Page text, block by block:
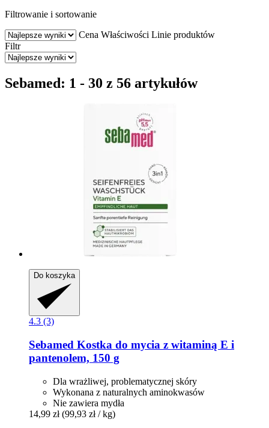
Filtrowanie i sortowanie
Cena Właściwości Linie produktów
Filtr
Sebamed: 1 - 30 z 56 artykułów
Do koszyka
4.3 (3)
Sebamed Kostka do mycia z witaminą E i
pantenolem, 150 g
Dla wrażliwej, problematycznej skóry
Wykonana z naturalnych aminokwasów
Nie zawiera mydła
14,99 zł (99,93 zł / kg)